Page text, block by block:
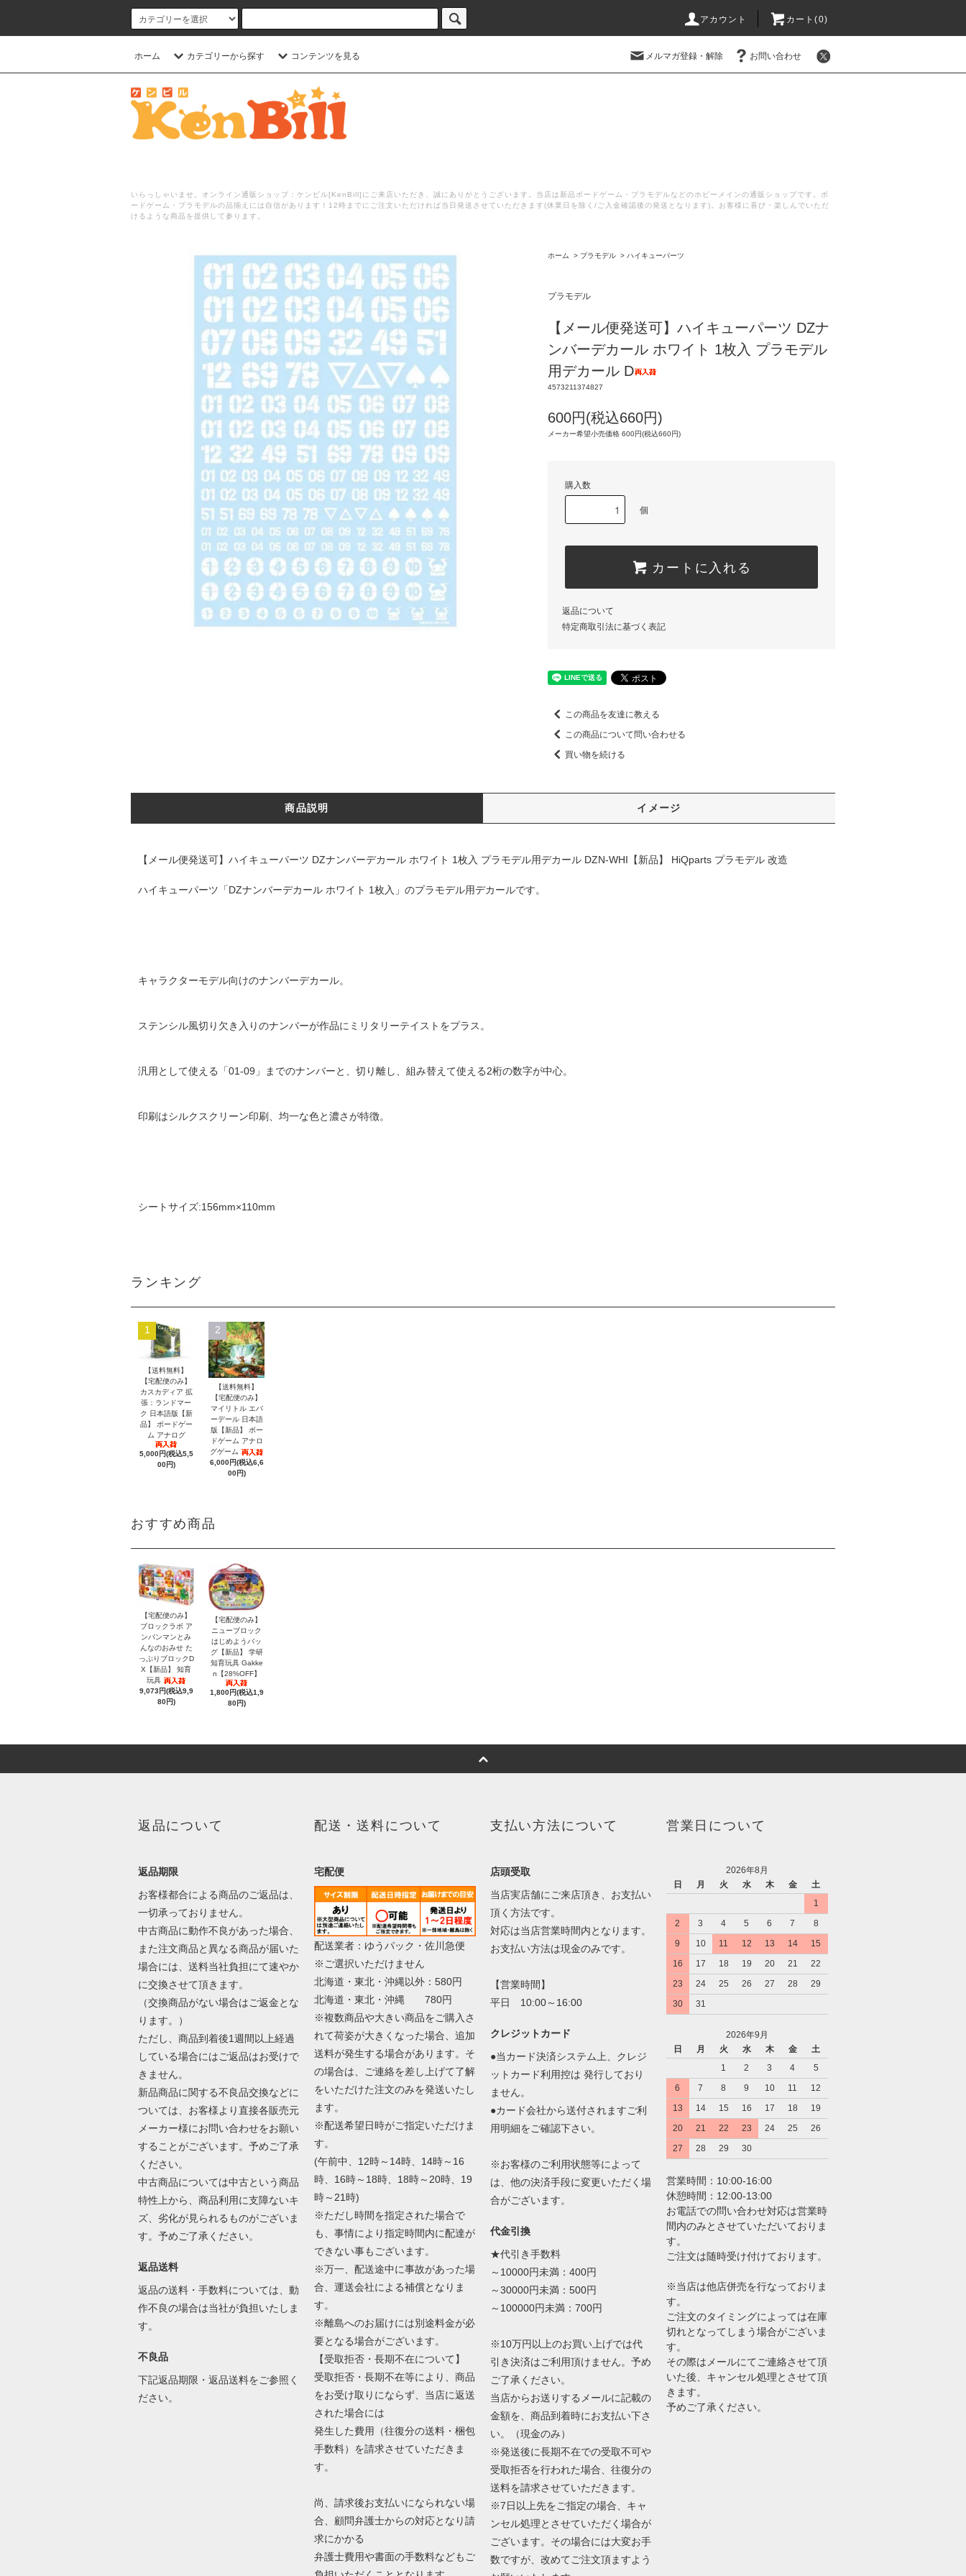
アカウント カート(0)
ホーム カテゴリーから探す コンテンツを見る メルマガ登録・解除 お問い合わせ
いらっしゃいませ。オンライン通販ショップ：ケンビル[KenBill]にご来店いただき、誠にありがとうございます。当店は新品ボードゲーム・プラモデルなどのホビーメインの通販ショップです。ボ
ードゲーム・プラモデルの品揃えには自信があります！12時までにご注文いただければ当日発送させていただきます(休業日を除く/ご入金確認後の発送となります)。お客様に喜び・楽しんでいただ
けるような商品を提供して参ります。
ホーム > プラモデル > ハイキューパーツ
プラモデル
【メール便発送可】ハイキューパーツ DZナ
ンバーデカール ホワイト 1枚入 プラモデル
用デカール D
4573211374827
600円(税込660円)
メーカー希望小売価格 600円(税込660円)
購入数
個
カートに入れる
返品について
特定商取引法に基づく表記
この商品を友達に教える
この商品について問い合わせる
買い物を続ける
商品説明 イメージ
【メール便発送可】ハイキューパーツ DZナンバーデカール ホワイト 1枚入 プラモデル用デカール DZN-WHI【新品】 HiQparts プラモデル 改造
ハイキューパーツ「DZナンバーデカール ホワイト 1枚入」のプラモデル用デカールです。
キャラクターモデル向けのナンバーデカール。
ステンシル風切り欠き入りのナンバーが作品にミリタリーテイストをプラス。
汎用として使える「01-09」までのナンバーと、切り離し、組み替えて使える2桁の数字が中心。
印刷はシルクスクリーン印刷、均一な色と濃さが特徴。
シートサイズ:156mm×110mm
ランキング
1
【送料無料】
【宅配便のみ】
カスカディア 拡
張：ランドマー
ク 日本語版【新
品】 ボードゲー
ム アナログ
5,000円(税込5,5
00円)
2
【送料無料】
【宅配便のみ】
マイリトル エバ
ーデール 日本語
版【新品】 ボー
ドゲーム アナロ
グゲーム
6,000円(税込6,6
00円)
おすすめ商品
【宅配便のみ】
ブロックラボ ア
ンパンマンとみ
んなのおみせ た
っぷりブロックD
X【新品】 知育
玩具
9,073円(税込9,9
80円)
【宅配便のみ】
ニューブロック
はじめようバッ
グ【新品】 学研
知育玩具 Gakke
n【28%OFF】
1,800円(税込1,9
80円)
返品について
返品期限
お客様都合による商品のご返品は、
一切承っておりません。
中古商品に動作不良があった場合、
また注文商品と異なる商品が届いた
場合には、送料当社負担にて速やか
に交換させて頂きます。
（交換商品がない場合はご返金とな
ります。）
ただし、商品到着後1週間以上経過
している場合にはご返品はお受けで
きません。
新品商品に関する不良品交換などに
ついては、お客様より直接各販売元
メーカー様にお問い合わせをお願い
することがございます。予めご了承
ください。
中古商品については中古という商品
特性上から、商品利用に支障ないキ
ズ、劣化が見られるものがございま
す。予めご了承ください。
返品送料
返品の送料・手数料については、動
作不良の場合は当社が負担いたしま
す。
不良品
下記返品期限・返品送料をご参照く
ださい。
配送・送料について
宅配便
配送業者：ゆうパック・佐川急便
※ご選択いただけません
北海道・東北・沖縄以外：580円
北海道・東北・沖縄 780円
※複数商品や大きい商品をご購入さ
れて荷姿が大きくなった場合、追加
送料が発生する場合があります。そ
の場合は、ご連絡を差し上げて了解
をいただけた注文のみを発送いたし
ます。
※配送希望日時がご指定いただけま
す。
(午前中、12時～14時、14時～16
時、16時～18時、18時～20時、19
時～21時)
※ただし時間を指定された場合で
も、事情により指定時間内に配達が
できない事もございます。
※万一、配送途中に事故があった場
合、運送会社による補償となりま
す。
※離島へのお届けには別途料金が必
要となる場合がございます。
【受取拒否・長期不在について】
受取拒否・長期不在等により、商品
をお受け取りにならず、当店に返送
された場合には
発生した費用（往復分の送料・梱包
手数料）を請求させていただきま
す。
尚、請求後お支払いになられない場
合、顧問弁護士からの対応となり請
求にかかる
弁護士費用や書面の手数料などもご
支払い方法について
店頭受取
当店実店舗にご来店頂き、お支払い
頂く方法です。
対応は当店営業時間内となります。
お支払い方法は現金のみです。
【営業時間】
平日 10:00～16:00
クレジットカード
●当カード決済システム上、クレジ
ットカード利用控は 発行しており
ません。
●カード会社から送付されますご利
用明細をご確認下さい。
※お客様のご利用状態等によって
は、他の決済手段に変更いただく場
合がございます。
代金引換
★代引き手数料
～10000円未満：400円
～30000円未満：500円
～100000円未満：700円
※10万円以上のお買い上げでは代
引き決済はご利用頂けません。予め
ご了承ください。
当店からお送りするメールに記載の
金額を、商品到着時にお支払い下さ
い。（現金のみ）
※発送後に長期不在での受取不可や
受取拒否を行われた場合、往復分の
送料を請求させていただきます。
※7日以上先をご指定の場合、キャ
ンセル処理とさせていただく場合が
ございます。その場合には大変お手
数ですが、改めてご注文頂ますよう
営業日について
2026年8月
日
月 火 水 木 金
土
1
2
3 4 5 6 7
8
9
10 11 12 13 14
15
16
17 18 19 20 21
22
23
24 25 26 27 28
29
30
31
2026年9月
日
月 火 水 木 金
土
1
2 3 4
5
6
7 8 9 10 11
12
13
14 15 16 17 18
19
20
21 22 23 24 25
26
27
28 29 30
営業時間：10:00-16:00
休憩時間：12:00-13:00
お電話での問い合わせ対応は営業時
間内のみとさせていただいておりま
す。
ご注文は随時受け付けております。
※当店は他店併売を行なっておりま
す。
ご注文のタイミングによっては在庫
切れとなってしまう場合がございま
す。
その際はメールにてご連絡させて頂
いた後、キャンセル処理とさせて頂
きます。
予めご了承ください。